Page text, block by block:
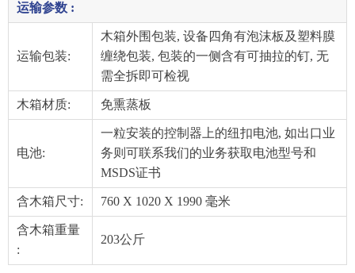
运输参数 :
运输包装:
木箱外围包装, 设备四角有泡沫板及塑料膜
缠绕包装, 包装的一侧含有可抽拉的钉, 无
需全拆即可检视
木箱材质: 免熏蒸板
电池:
一粒安装的控制器上的纽扣电池, 如出口业
务则可联系我们的业务获取电池型号和
MSDS证书
含木箱尺寸: 760 X 1020 X 1990 毫米
含木箱重量
:
203公斤